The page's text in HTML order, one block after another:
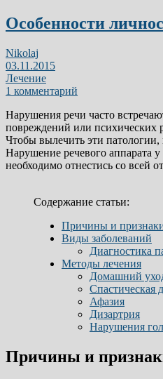
Особенности
Nikolaj
03.11.2015
Лечение
1 комментарий
Нарушения речи часто
повреждений или психических
Чтобы вылечить эти
Нарушение речевого аппарата
необходимо отнестись со всей
Содержание статьи:
Причины и
Виды заболеваний
Диагностика
Методы лечения
Домашний
Спастическая
Афазия
Дизартрия
Нарушения
Причины и